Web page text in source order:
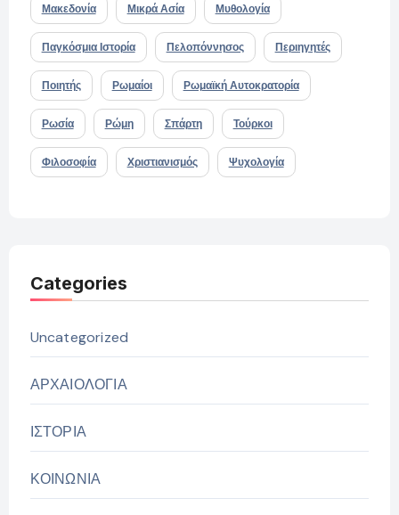
Μακεδονία Μικρά Ασία Μυθολογία
Παγκόσμια Ιστορία Πελοπόννησος Περιηγητές
Ποιητής Ρωμαίοι Ρωμαϊκή Αυτοκρατορία
Ρωσία Ρώμη Σπάρτη Τούρκοι
Φιλοσοφία Χριστιανισμός Ψυχολογία
Categories
Uncategorized
ΑΡΧΑΙΟΛΟΓΙΑ
ΙΣΤΟΡΙΑ
ΚΟΙΝΩΝΙΑ